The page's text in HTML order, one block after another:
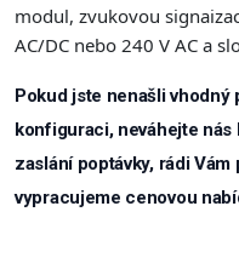
modul, zvukovou
AC/DC nebo 240 V AC a
Pokud jste nenašli
konfiguraci, neváhejte
zaslání poptávky, rádi
vypracujeme cenovou